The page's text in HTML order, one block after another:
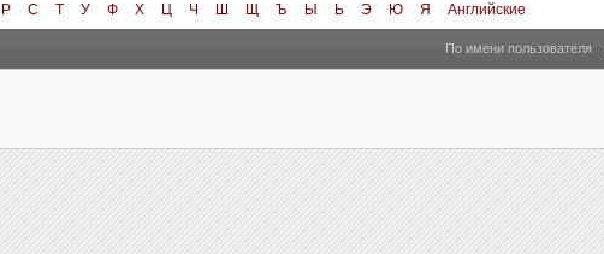
Р С Т У Ф Х Ч Ъ Ы Ь Э Ю Я Английские
По имени пользователя